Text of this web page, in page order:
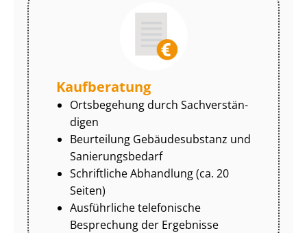
Kaufberatung
Ortsbegehung durch Sach­ver­stän­
di­gen
Beurteilung Gebäudesubstanz und
Sa­nie­rungs­be­darf
Schriftliche Abhandlung (ca. 20
Seiten)
Ausführliche telefonische
Besprechung der Ergebnisse